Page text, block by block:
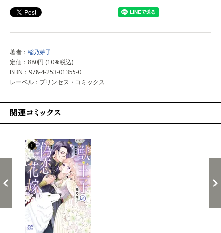
著者： 稲乃芽子
定価：880円 (10%税込)
ISBN：978-4-253-01355-0
レーベル：プリンセス・コミックス